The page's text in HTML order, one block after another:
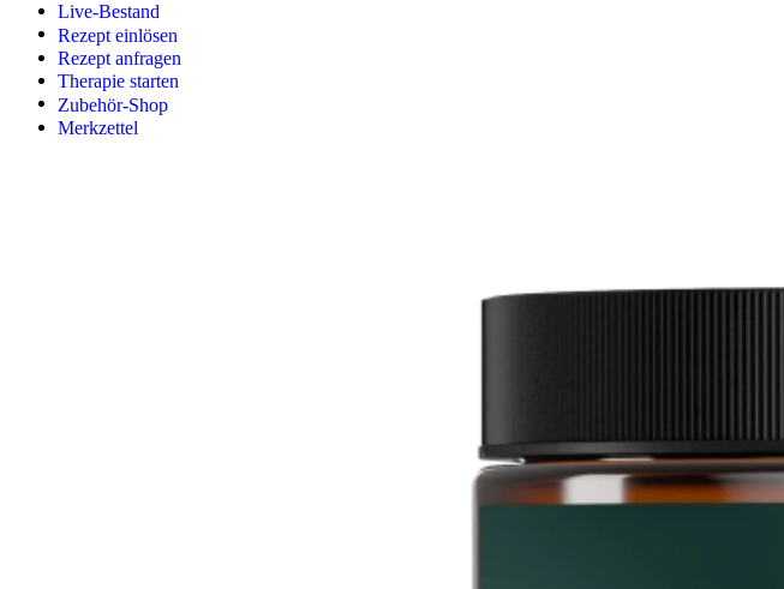
Live-Bestand
Rezept einlösen
Rezept anfragen
Therapie starten
Zubehör-Shop
Merkzettel